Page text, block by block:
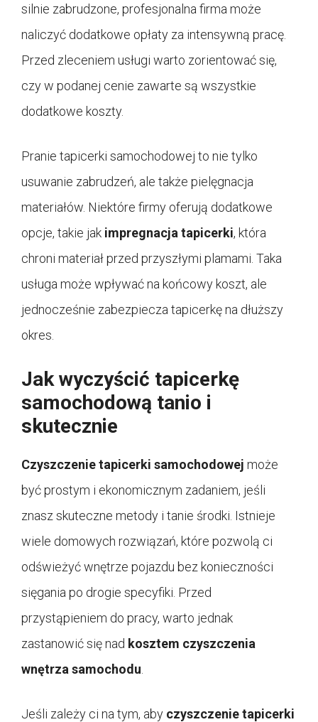
silnie zabrudzone, profesjonalna firma może
naliczyć dodatkowe opłaty za intensywną pracę.
Przed zleceniem usługi warto zorientować się,
czy w podanej cenie zawarte są wszystkie
dodatkowe koszty.
Pranie tapicerki samochodowej to nie tylko
usuwanie zabrudzeń, ale także pielęgnacja
materiałów. Niektóre firmy oferują dodatkowe
opcje, takie jak impregnacja tapicerki, która
chroni materiał przed przyszłymi plamami. Taka
usługa może wpływać na końcowy koszt, ale
jednocześnie zabezpiecza tapicerkę na dłuższy
okres.
Jak wyczyścić tapicerkę
samochodową tanio i
skutecznie
Czyszczenie tapicerki samochodowej może
być prostym i ekonomicznym zadaniem, jeśli
znasz skuteczne metody i tanie środki. Istnieje
wiele domowych rozwiązań, które pozwolą ci
odświeżyć wnętrze pojazdu bez konieczności
sięgania po drogie specyfiki. Przed
przystąpieniem do pracy, warto jednak
zastanowić się nad kosztem czyszczenia
wnętrza samochodu
Jeśli zależy ci na tym, aby czyszczenie tapicerki